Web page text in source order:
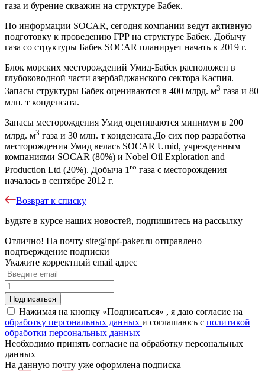
газа и бурение скважин на структуре Бабек.
По информации SOCAR, сегодня компании ведут активную
подготовку к проведению ГРР на структуре Бабек. Добычу
газа со структуры Бабек SOCAR планирует начать в 2019 г.
Блок морских месторождений Умид-Бабек расположен в
глубоководной части азербайджанского сектора Каспия.
Запасы структуры Бабек оцениваются в 400 млрд. м3 газа и 80
млн. т конденсата.
Запасы месторождения Умид оцениваются минимум в 200
млрд. м3 газа и 30 млн. т конденсата.До сих пор разработка
месторождения Умид велась SOCAR Umid, учрежденным
компаниями SOCAR (80%) и Nobel Oil Exploration and
Production Ltd (20%). Добыча 1 го газа с месторождения
началась в сентябре 2012 г.
Возврат к списку
Будьте в курсе наших новостей, подпишитесь на рассылку
Отлично! На почту site@npf-paker.ru отправлено
подтверждение подписки
Укажите корректный email адрес
Нажимая на кнопку «Подписаться» , я даю согласие на
обработку персональных данных и соглашаюсь c политикой
обработки персональных данных
Необходимо принять согласие на обработку персональных
данных
На данную почту уже оформлена подписка